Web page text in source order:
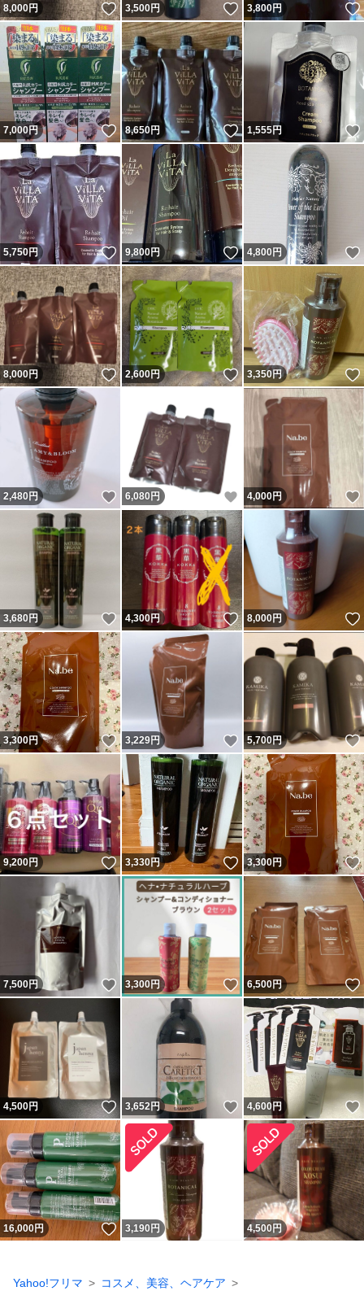
8,000円 いいね！
3,500円 いいね！
3,800円
7,000円 いいね！
8,650円 いいね！
1,555円
5,750円 いいね！
9,800円 いいね！
4,800円
8,000円 いいね！
2,600円 いいね！
3,350円
2,480円 いいね！
6,080 円 いいね！
4,000円
3,680円 いいね！
4,300円 いいね！
8,000円
3,300円 いいね！
3,229円 いいね！
5,700円
9,200円 いいね！
3,330円 いいね！
3,300円
7,500円 いいね！
3,300円 いいね！
6,500円
4,500円 いいね！
3,652円 いいね！
4,600円
16,000円 いいね！
3,190 円 4,500円
Yahoo!フリマ
コスメ、美容、ヘアケア